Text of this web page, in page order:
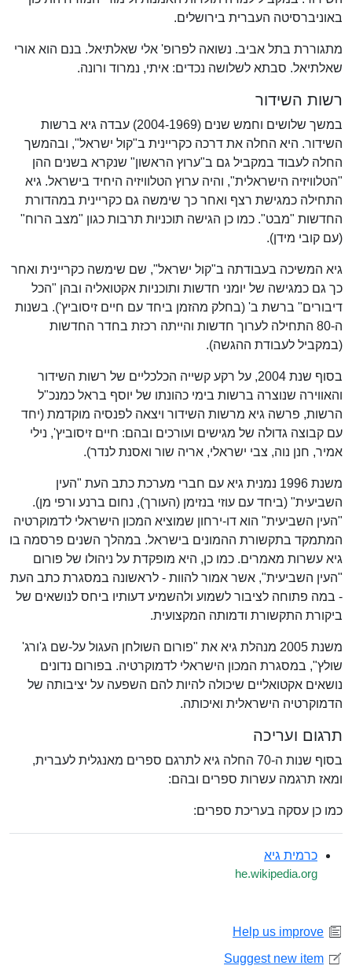
באוניברסיטה העברית בירושלים.
מתגוררת בתל אביב. נשואה לפרופ' אלי שאלתיאל. בנם הוא אורי
שאלתיאל. סבתא לשלושה נכדים: איתי, נמרוד ורונה.
רשות השידור
במשך שלושים וחמש שנים (2004-1969) עבדה גיא ברשות
השידור. היא החלה את דרכה כקריינית ב"קול ישראל", ובהמשך
החלה לעבוד במקביל גם ב"ערוץ הראשון" שנקרא בשנים ההן
"הטלוויזיה הישראלית", והיה ערוץ הטלוויזיה היחיד בישראל. גיא
התחילה כמגישת רצף ואחר כך שימשה גם כקריינית במהדורת
החדשות "מבט". כמו כן הגישה תוכניות תרבות כגון "מצב הרוח"
(עם קובי מידן).
גיא המשיכה בעבודתה ב"קול ישראל", שם שימשה כקריינית ואחר
כך גם כמגישה של יומני חדשות ותוכניות אקטואליה ובהן "הכל
דיבורים" ברשת ב' (בחלק מהזמן ביחד עם חיים זיסוביץ'). בשנות
ה-80 התחילה לערוך חדשות והייתה רכזת בחדר החדשות
(במקביל לעבודת ההגשה).
בסוף שנת 2004, על רקע קשייה הכלכליים של רשות השידור
והאווירה שנוצרה ברשות בימי כהונתו של יוסף בראל כמנכ"ל
הרשות, פרשה גיא מרשות השידור ויצאה לפנסיה מוקדמת (יחד
עם קבוצה גדולה של מגישים ועורכים ובהם: חיים זיסוביץ', נילי
אמיר, חנן נוה, צבי ישראלי, אריה שור ואסנת לנדר).
משנת 1996 נמנית גיא עם חברי מערכת כתב העת "העין
השביעית" (ביחד עם עוזי בנזימן (העורך), נחום ברנע ורפי מן).
"העין השביעית" הוא דו-ירחון שמוציא המכון הישראלי לדמוקרטיה
המתמקד בתקשורת ההמונים בישראל. במהלך השנים פרסמה בו
גיא עשרות מאמרים. כמו כן, היא מופקדת על ניהולו של פורום
"העין השביעית", אשר אמור להוות - לראשונה במסגרת כתב העת
- במה פתוחה לציבור לשמוע ולהשמיע דעותיו ביחס לנושאים של
ביקורת התקשורת ודמותה המקצועית.
משנת 2005 מנהלת גיא את "פורום השולחן העגול על-שם ג'ורג'
שולץ", במסגרת המכון הישראלי לדמוקרטיה. בפורום נדונים
נושאים אקטואליים שיכולה להיות להם השפעה על יציבותה של
הדמוקרטיה הישראלית ואיכותה.
תרגום ועריכה
בסוף שנות ה-70 החלה גיא לתרגם ספרים מאנגלית לעברית,
ומאז תרגמה עשרות ספרים ובהם:
כמו כן עסקה בעריכת ספרים:
כרמית גיא
he.wikipedia.org
Help us improve
Suggest new item